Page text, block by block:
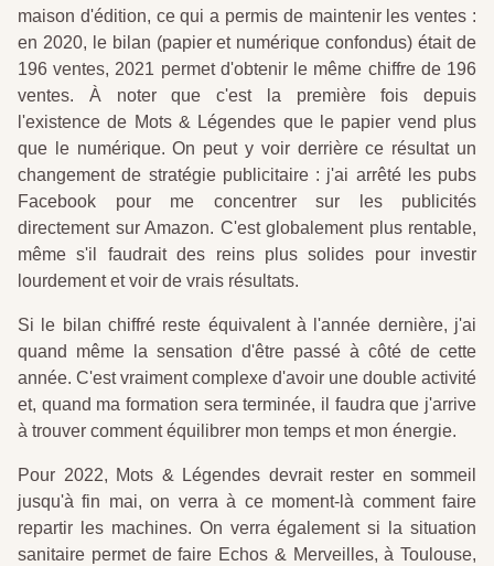
maison d'édition, ce qui a permis de maintenir les ventes :
en 2020, le bilan (papier et numérique confondus) était de
196 ventes, 2021 permet d'obtenir le même chiffre de 196
ventes. À noter que c'est la première fois depuis
l'existence de Mots & Légendes que le papier vend plus
que le numérique. On peut y voir derrière ce résultat un
changement de stratégie publicitaire : j'ai arrêté les pubs
Facebook pour me concentrer sur les publicités
directement sur Amazon. C'est globalement plus rentable,
même s'il faudrait des reins plus solides pour investir
lourdement et voir de vrais résultats.
Si le bilan chiffré reste équivalent à l'année dernière, j'ai
quand même la sensation d'être passé à côté de cette
année. C'est vraiment complexe d'avoir une double activité
et, quand ma formation sera terminée, il faudra que j'arrive
à trouver comment équilibrer mon temps et mon énergie.
Pour 2022, Mots & Légendes devrait rester en sommeil
jusqu'à fin mai, on verra à ce moment-là comment faire
repartir les machines. On verra également si la situation
sanitaire permet de faire Echos & Merveilles, à Toulouse,